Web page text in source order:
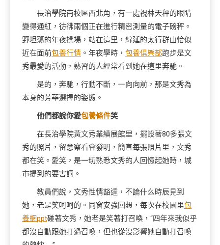
長治學院南校區西北角，有一處視林天秤的眼睛
變得通紅，彷彿兩個正在進行精密測量的電子磅秤。
野坦蕩的年夜操場，站在這里，綿延的太行群山恰似
近在面前包養行情 。年夜學時， 包養俱樂部跑步是文
秀最愛的活動，熟習的人經常看到她在這里奔馳。
是的，奔馳，行動不斷，一向向前，那是文秀為
本身的芳華選擇的姿態。
他們都說你愛包養條件笑
在長治學院黃文秀業績展館里，擺設著80多張文
秀的照片，留意察看會發明，簡直每張照片里，文秀
都在笑。愛笑，是一切熟悉文秀的人回憶起她時，城
市提到的要害詞。
教員們說，文秀性情豁達，不論什么時辰見到
她，老是笑呵呵的。同窗安強回想，每次在校園里包
養網ppt碰著文秀，她老是笑著打召喚，“四年來我似乎
都沒自動跟她打過召喚，但也從沒影響她自動打召喚